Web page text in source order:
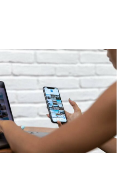
Die drei besten
für Ideen
nutzergenerierten
Inhalten (UGC)